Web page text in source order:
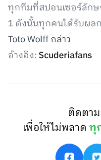
ทุกทีมที่สปอนเซอร์ลัก
1 ดังนั้นทุกคนได้รับผล
Toto Wolff กล่าว
อ้างอิง: Scuderiafans
ติดตาม
เพื่อให้ไม่พลาดทุ